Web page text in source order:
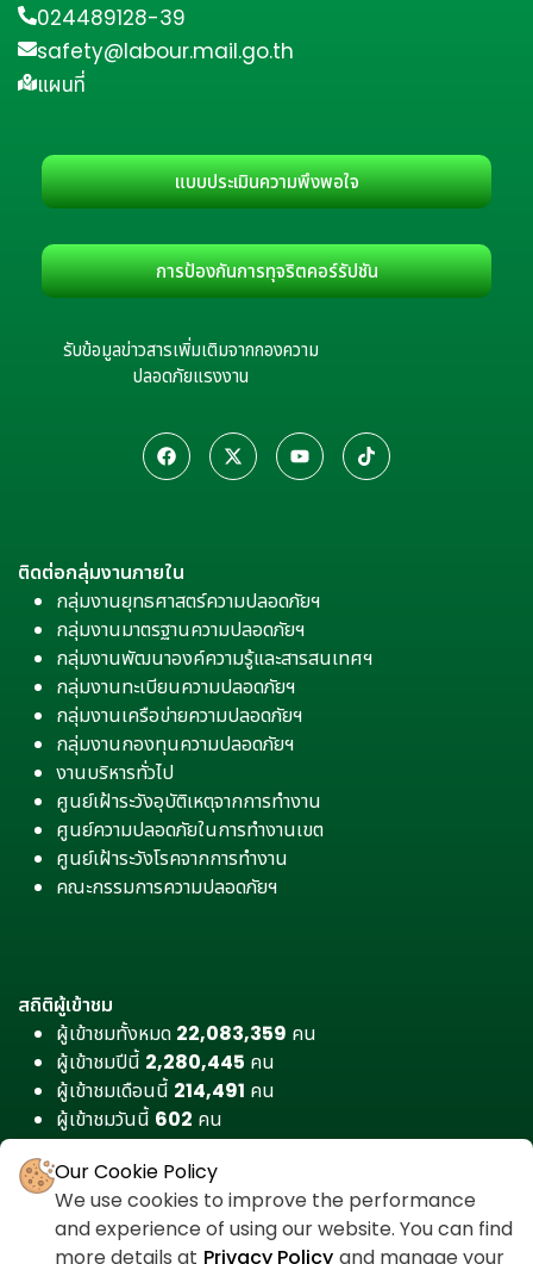
024489128-39
safety@labour.mail.go.th
แผนที่
แบบประเมินความพึงพอใจ
การป้องกันการทุจริตคอร์รัปชัน
รับข้อมูลข่าวสารเพิ่มเติมจากกองความ
ปลอดภัยแรงงาน
ติดต่อกลุ่มงานภายใน
กลุ่มงานยุทธศาสตร์ความปลอดภัยฯ
กลุ่มงานมาตรฐานความปลอดภัยฯ
กลุ่มงานพัฒนาองค์ความรู้และสารสนเทศฯ
กลุ่มงานทะเบียนความปลอดภัยฯ
กลุ่มงานเครือข่ายความปลอดภัยฯ
กลุ่มงานกองทุนความปลอดภัยฯ
งานบริหารทั่วไป
ศูนย์เฝ้าระวังอุบัติเหตุจากการทำงาน
ศูนย์ความปลอดภัยในการทำงานเขต
ศูนย์เฝ้าระวังโรคจากการทำงาน
คณะกรรมการความปลอดภัยฯ
สถิติผู้เข้าชม
ผู้เข้าชมทั้งหมด 22,083,359 คน
ผู้เข้าชมปีนี้ 2,280,445 คน
ผู้เข้าชมเดือนนี้ 214,491 คน
ผู้เข้าชมวันนี้ 602 คน
Our Cookie Policy
We use cookies to improve the performance
and experience of using our website. You can find
more details at Privacy Policy and manage your